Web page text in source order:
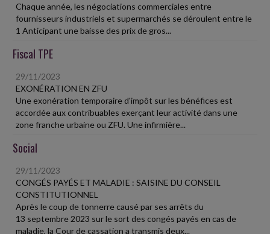
Chaque année, les négociations commerciales entre
fournisseurs industriels et supermarchés se déroulent entre le
1 Anticipant une baisse des prix de gros...
Fiscal TPE
29/11/2023
EXONÉRATION EN ZFU
Une exonération temporaire d'impôt sur les bénéfices est
accordée aux contribuables exerçant leur activité dans une
zone franche urbaine ou ZFU. Une infirmière...
Social
29/11/2023
CONGÉS PAYÉS ET MALADIE : SAISINE DU CONSEIL
CONSTITUTIONNEL
Après le coup de tonnerre causé par ses arrêts du
13 septembre 2023 sur le sort des congés payés en cas de
maladie, la Cour de cassation a transmis deux...